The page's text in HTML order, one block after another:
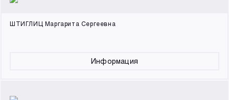
ШТИГЛИЦ Маргарита Сергеевна
Информация